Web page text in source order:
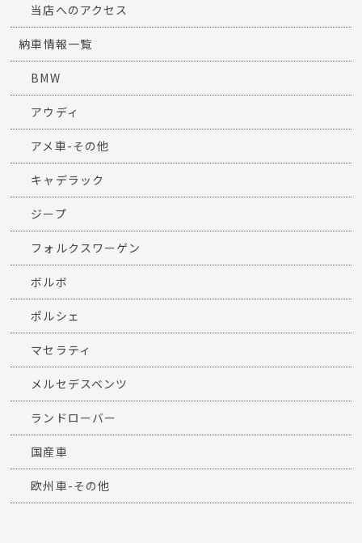
当店へのアクセス
納車情報一覧
BMW
アウディ
アメ車-その他
キャデラック
ジープ
フォルクスワーゲン
ボルボ
ポルシェ
マセラティ
メルセデスベンツ
ランドローバー
国産車
欧州車-その他